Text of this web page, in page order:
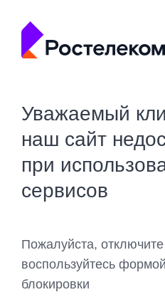
Уважаемый
наш сайт
при
сервисов
Пожалуйста,
воспользуйтесь
блокировки